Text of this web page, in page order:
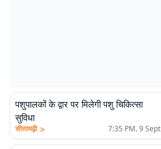
पशुपालकों के द्वार पर मिलेगी पशु चिकित्सा
सुविधा
सीतामढ़ी > 7:35 PM. 9 Sept